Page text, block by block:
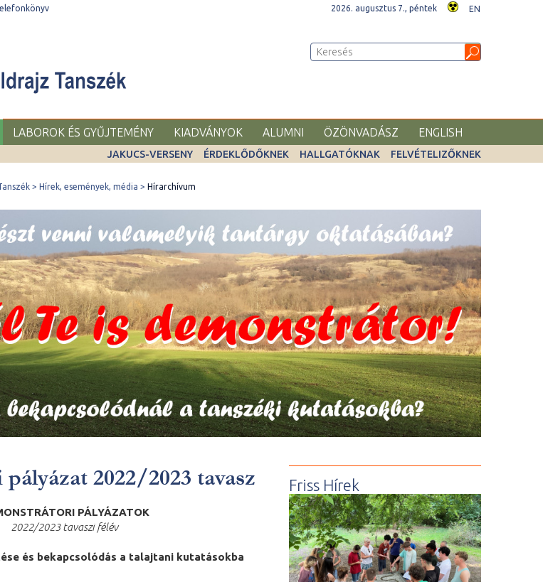
2026. augusztus 7., péntek EN
LABOROK ÉS GYŰJTEMÉNY KIADVÁNYOK ALUMNI ÖZÖNVADÁSZ ENGLISH
JAKUCS-VERSENY ÉRDEKLŐDŐKNEK HALLGATÓKNAK FELVÉTELIZŐKNEK
Hírek, események, média Hírarchívum
2022/2023 tavasz
PÁLYÁZATOK
2022/2023 tavaszi félév
és bekapcsolódás a talajtani kutatásokba
Friss Hírek